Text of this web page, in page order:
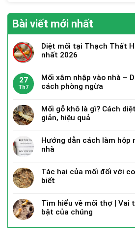
Bài viết mới nhất
Diệt mối tại Thạch Thất
nhất 2026
27
Th7
Mối xâm nhập vào nhà –
cách phòng ngừa
Mối gỗ khô là gì? Cách
giản, hiệu quả
Hướng dẫn cách làm hộp
nhà
Tác hại của mối đối với
biết
Tìm hiểu về mối thợ | Vai
bật của chúng